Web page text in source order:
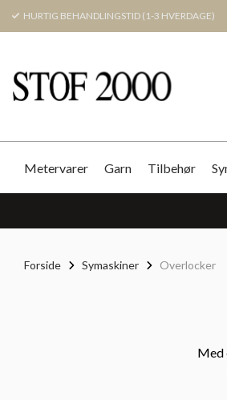
HURTIG BEHANDLINGSTID (1-3 HVERDAGE)
Metervarer Garn Tilbehør
Forside Symaskiner Overlocker
Med